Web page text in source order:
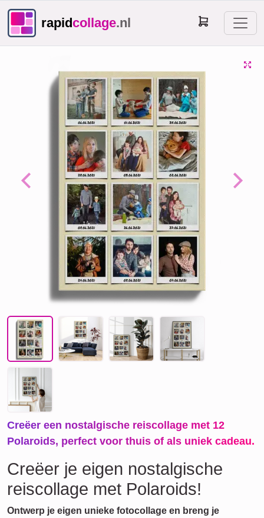
rapidcollage.nl
Previous Next
Creëer een nostalgische reiscollage met 12
Polaroids, perfect voor thuis of als uniek cadeau.
Creëer je eigen nostalgische
reiscollage met Polaroids!
Ontwerp je eigen unieke fotocollage en breng je